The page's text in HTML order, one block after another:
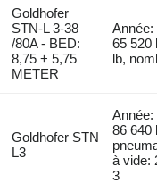
Goldhofer
STN-L 3-38
/80A - BED:
8,75 + 5,75
METER
Année:
65 520
lb,
Goldhofer STN
L3
Année:
86 640
à vide:
3